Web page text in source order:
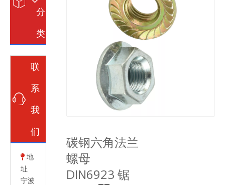
分
类
联
系
我
们
 地
址
宁波
碳钢六角法兰
螺母
DIN6923 锯